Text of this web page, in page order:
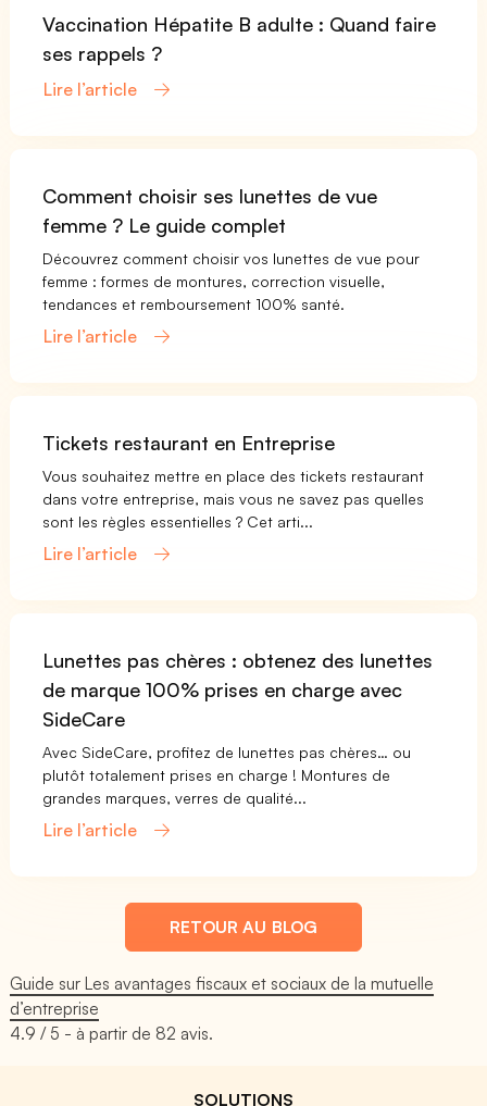
Vaccination Hépatite B adulte : Quand faire
ses rappels ?
Lire l’article
Comment choisir ses lunettes de vue
femme ? Le guide complet
Découvrez comment choisir vos lunettes de vue pour
femme : formes de montures, correction visuelle,
tendances et remboursement 100% santé.
Lire l’article
Tickets restaurant en Entreprise
Vous souhaitez mettre en place des tickets restaurant
dans votre entreprise, mais vous ne savez pas quelles
sont les règles essentielles ? Cet arti...
Lire l’article
Lunettes pas chères : obtenez des lunettes
de marque 100% prises en charge avec
SideCare
Avec SideCare, profitez de lunettes pas chères… ou
plutôt totalement prises en charge ! Montures de
grandes marques, verres de qualité...
Lire l’article
RETOUR AU BLOG
Guide sur Les avantages fiscaux et sociaux de la mutuelle
d’entreprise
4.9 / 5 - à partir de 82 avis.
SOLUTIONS